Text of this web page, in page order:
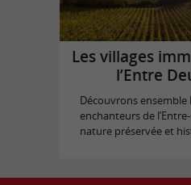
Les villages
l’Entre
Découvrons ensemble
enchanteurs de
nature préservée et